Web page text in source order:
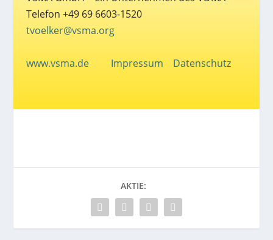
Telefon +49 69 6603-1520
tvoelker@vsma.org
www.vsma.de Impressum Datenschutz
AKTIE: